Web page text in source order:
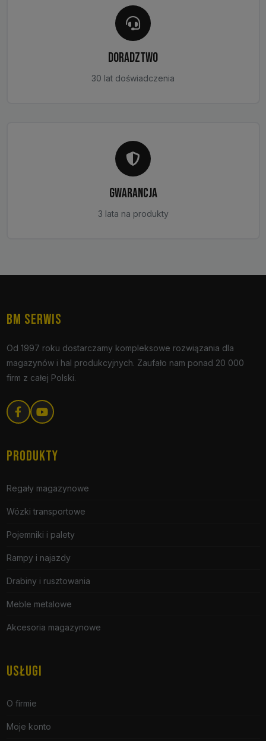
DORADZTWO
30 lat doświadczenia
GWARANCJA
3 lata na produkty
BM SERWIS
Od 1997 roku dostarczamy kompleksowe rozwiązania dla
magazynów i hal produkcyjnych. Zaufało nam ponad 20 000
firm z całej Polski.
PRODUKTY
Regały magazynowe
Wózki transportowe
Pojemniki i palety
Rampy i najazdy
Drabiny i rusztowania
Meble metalowe
Akcesoria magazynowe
USŁUGI
O firmie
Moje konto